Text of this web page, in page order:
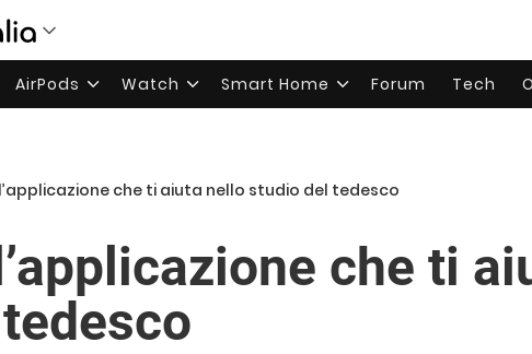
AirPods Watch Smart Home Forum Tech
che ti aiuta nello studio del tedesco
che ti